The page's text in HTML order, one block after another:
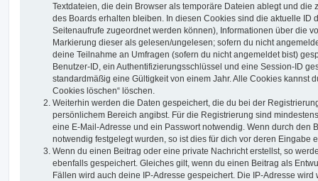
Textdateien, die dein Browser als temporäre Dateien ablegt und die
des Boards erhalten bleiben. In diesen Cookies sind die aktuelle ID
Seitenaufrufe zugeordnet werden können), Informationen über die
Markierung dieser als gelesen/ungelesen; sofern du nicht
deine Teilnahme an Umfragen (sofern du nicht angemeldet bist)
Benutzer-ID, ein Authentifizierungsschlüssel und eine Session-ID
standardmäßig eine Gültigkeit von einem Jahr. Alle Cookies kannst
Cookies löschen“ löschen.
Weiterhin werden die Daten gespeichert, die du bei der
persönlichem Bereich angibst. Für die Registrierung sind
eine E-Mail-Adresse und ein Passwort notwendig. Wenn durch den
notwendig festgelegt wurden, so ist dies für dich vor deren Eingabe
Wenn du einen Beitrag oder eine private Nachricht erstellst, so
ebenfalls gespeichert. Gleiches gilt, wenn du einen Beitrag als
Fällen wird auch deine IP-Adresse gespeichert. Die IP-Adresse